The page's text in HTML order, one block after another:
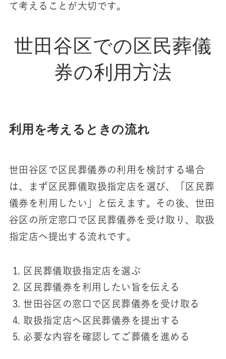
て考えることが大切です。
世田谷区での区民葬儀
券の利用方法
利用を考えるときの流れ
世田谷区で区民葬儀券の利用を検討する場合
は、まず区民葬儀取扱指定店を選び、「区民葬
儀券を利用したい」と伝えます。その後、世田
谷区の所定窓口で区民葬儀券を受け取り、取扱
指定店へ提出する流れです。
区民葬儀取扱指定店を選ぶ
区民葬儀券を利用したい旨を伝える
世田谷区の窓口で区民葬儀券を受け取る
取扱指定店へ区民葬儀券を提出する
必要な内容を確認してご葬儀を進める